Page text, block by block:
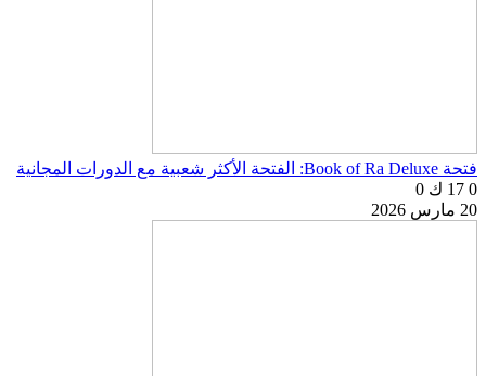
فتحة Book of Ra Deluxe: الفتحة الأكثر شعبية مع الدورات المجانية
0 17 ك
0
20 مارس 2026